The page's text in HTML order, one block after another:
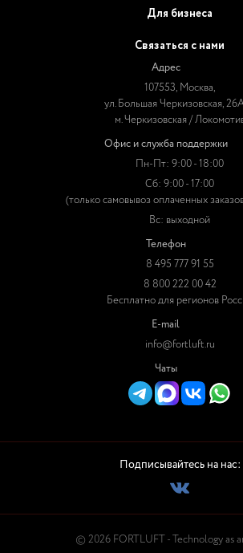
Для бизнеса
Связаться с нами
Адрес
107553, Москва,
ул. Большая Черкизовская,
м. Черкизовская /
Офис и служба поддержки
Пн-Пт: 9:00 - 18:00
Сб: 9:00 - 17:00
(только самовывоз оплаченных
Вс: выходной
Телефон
8 495 777 91 55
8 800 222 00 42
Бесплатно для регионов
E-mail
info@fortluft.ru
Чаты
Подписывайтесь на нас:
© 2026 FORTLUFT - Technology as